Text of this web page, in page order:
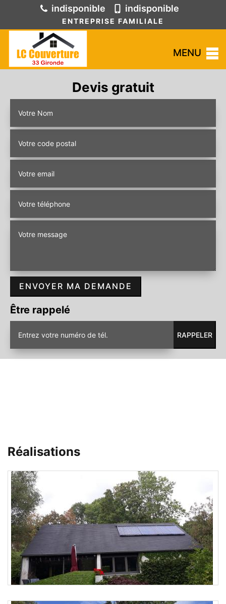
indisponible indisponible
ENTREPRISE FAMILIALE
MENU
Devis gratuit
Être rappelé
Réalisations